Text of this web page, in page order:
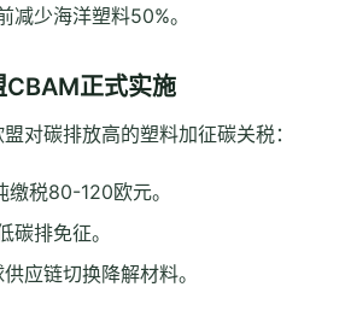
减少海洋塑料50%。
正式实施
对碳排放高的塑料加征碳关税：
缴税80-120欧元。
碳排免征。
应链切换降解材料。